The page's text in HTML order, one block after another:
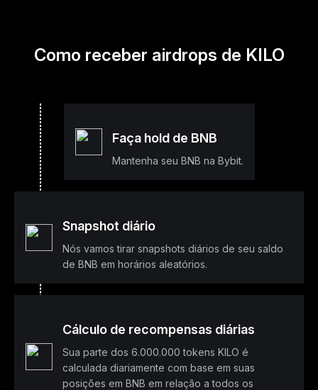
Como receber airdrops de KILO
Faça hold de BNB
Mantenha seu BNB na Bybit.
Snapshot diário
Nós vamos tirar snapshots diários de seu saldo
de BNB em horários aleatórios.
Cálculo de recompensas diárias
Sua parte dos 6.000.000 tokens KILO é
calculada diariamente com base em suas
posições em BNB em relação a todos os